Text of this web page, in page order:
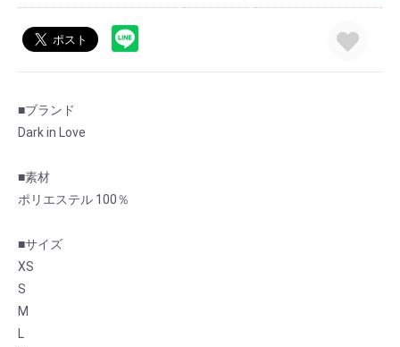
■ブランド
Dark in Love
■素材
ポリエステル 100％
■サイズ
XS
S
M
L